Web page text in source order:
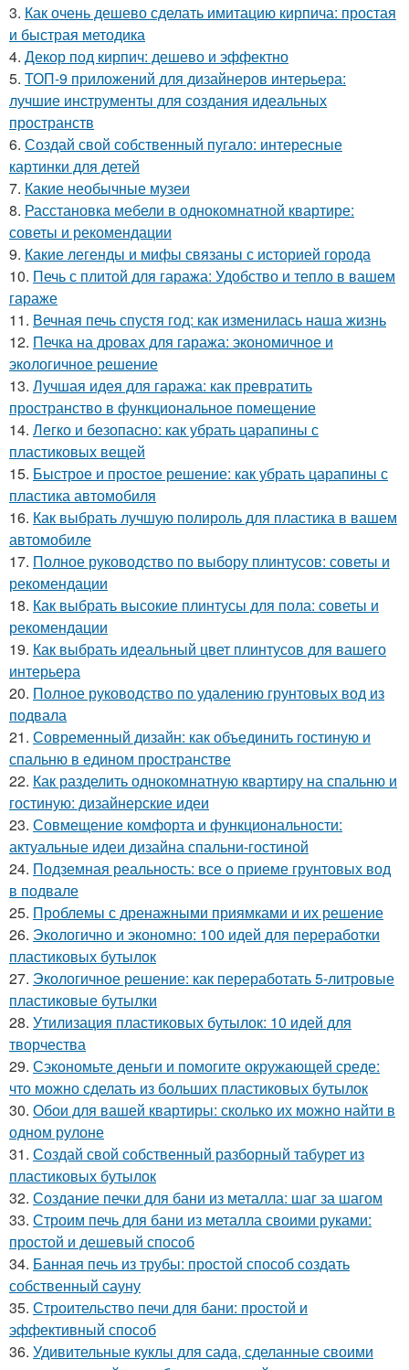
3. Как очень дешево сделать имитацию кирпича: простая
и быстрая методика
4. Декор под кирпич: дешево и эффектно
5. ТОП-9 приложений для дизайнеров интерьера:
лучшие инструменты для создания идеальных
пространств
6. Создай свой собственный пугало: интересные
картинки для детей
7. Какие необычные музеи
8. Расстановка мебели в однокомнатной квартире:
советы и рекомендации
9. Какие легенды и мифы связаны с историей города
10. Печь с плитой для гаража: Удобство и тепло в вашем
гараже
11. Вечная печь спустя год: как изменилась наша жизнь
12. Печка на дровах для гаража: экономичное и
экологичное решение
13. Лучшая идея для гаража: как превратить
пространство в функциональное помещение
14. Легко и безопасно: как убрать царапины с
пластиковых вещей
15. Быстрое и простое решение: как убрать царапины с
пластика автомобиля
16. Как выбрать лучшую полироль для пластика в вашем
автомобиле
17. Полное руководство по выбору плинтусов: советы и
рекомендации
18. Как выбрать высокие плинтусы для пола: советы и
рекомендации
19. Как выбрать идеальный цвет плинтусов для вашего
интерьера
20. Полное руководство по удалению грунтовых вод из
подвала
21. Современный дизайн: как объединить гостиную и
спальню в едином пространстве
22. Как разделить однокомнатную квартиру на спальню и
гостиную: дизайнерские идеи
23. Совмещение комфорта и функциональности:
актуальные идеи дизайна спальни-гостиной
24. Подземная реальность: все о приеме грунтовых вод
в подвале
25. Проблемы с дренажными приямками и их решение
26. Экологично и экономно: 100 идей для переработки
пластиковых бутылок
27. Экологичное решение: как переработать 5-литровые
пластиковые бутылки
28. Утилизация пластиковых бутылок: 10 идей для
творчества
29. Сэкономьте деньги и помогите окружающей среде:
что можно сделать из больших пластиковых бутылок
30. Обои для вашей квартиры: сколько их можно найти в
одном рулоне
31. Создай свой собственный разборный табурет из
пластиковых бутылок
32. Создание печки для бани из металла: шаг за шагом
33. Строим печь для бани из металла своими руками:
простой и дешевый способ
34. Банная печь из трубы: простой способ создать
собственный сауну
35. Строительство печи для бани: простой и
эффективный способ
36. Удивительные куклы для сада, сделанные своими